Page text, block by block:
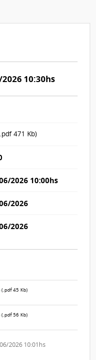
10:30hs
471 Kb)
2026 10:00hs
2026
2026
Archivo
de
la
Nº
(.pdf 45 Kb)
Archivo
de
aclaración
(.pdf 56 Kb)
2026 10:01hs